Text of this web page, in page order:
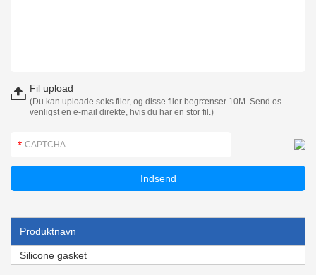
Fil upload
(Du kan uploade seks filer, og disse filer begrænser 10M. Send os
venligst en e-mail direkte, hvis du har en stor fil.)
Produktnavn
Silicone gasket